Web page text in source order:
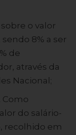
o valor
8% a ser
de
através da
Nacional;
Como
do salário-
recolhido em